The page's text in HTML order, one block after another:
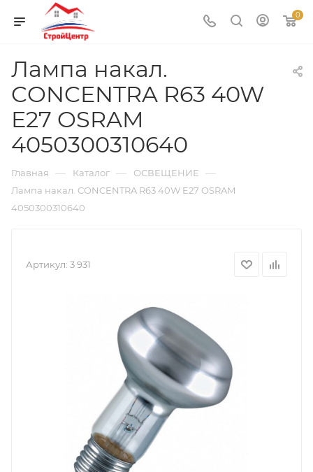
0
Лампа накал.
CONCENTRA R63 40W
E27 OSRAM
4050300310640
Главная — Каталог — ОСВЕЩЕНИЕ —
Лампа накал. CONCENTRA R63 40W E27 OSRAM
4050300310640
Артикул: 3 931